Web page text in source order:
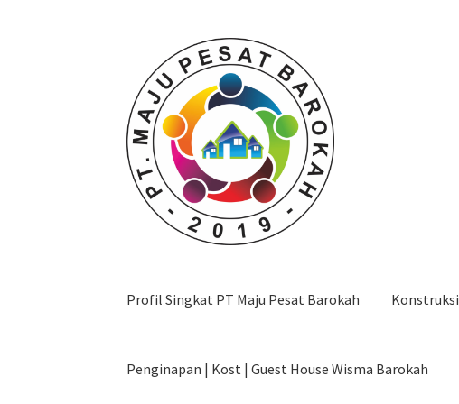
navigation
content
Profil Singkat PT Maju Pesat Barokah Konstruksi
Penginapan | Kost | Guest House Wisma Barokah